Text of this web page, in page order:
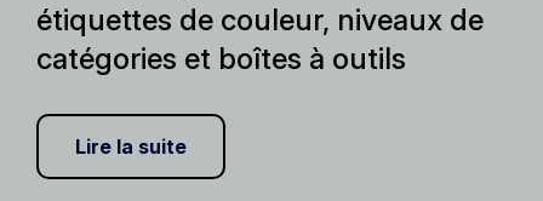
étiquettes de couleur, niveaux de
catégories et boîtes à outils
Lire la suite